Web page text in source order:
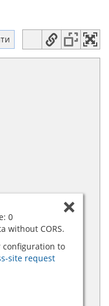
0
without CORS.
configuration to
site request